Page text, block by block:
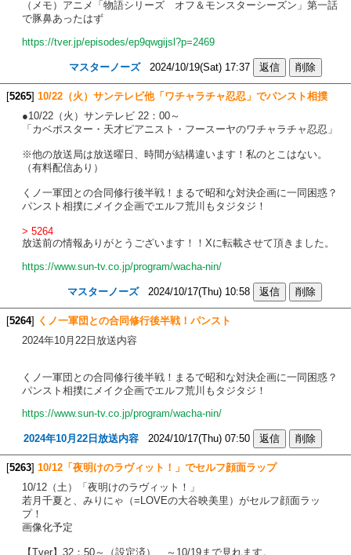
（メモ）アニメ「物語シリーズ オフ＆モンスターシーズン」第一話
で豚鼻あったはず
https://tver.jp/episodes/ep9qwgijsl?p=2469
マスターノーズ2024/10/19(Sat) 17:37
[5265] 10/22（火）サンテレビ他「ワチャラチャ忍忍」でパンスト相撲
●10/22（火）サンテレビ 22：00～
「カベポスター・天才ピアニスト・フースーヤのワチャラチャ忍忍」
※他の放送局は放送曜日、時間が結構違います！私のとこはない。
（有料配信あり）
くノ一軍団との合同修行後半戦！まるで昭和な対決企画に一同困惑？
パンスト相撲にメイク企画でエルフ荒川もタジタジ！
> 5264
放送前の情報ありがとうございます！！Xに転載させて頂きました。
https://www.sun-tv.co.jp/program/wacha-nin/
マスターノーズ2024/10/17(Thu) 10:58
[5264] くノ一軍団との合同修行後半戦！パンスト
2024年10月22日放送内容
くノ一軍団との合同修行後半戦！まるで昭和な対決企画に一同困惑？
パンスト相撲にメイク企画でエルフ荒川もタジタジ！
https://www.sun-tv.co.jp/program/wacha-nin/
2024年10月22日放送内容 2024/10/17(Thu) 07:50
[5263] 10/12「夜明けのラヴィット！」でセルフ顔面ラップ
10/12（土）「夜明けのラヴィット！」
若月千夏と、みりにゃ（=LOVEの大谷映美里）がセルフ顔面ラッ
プ！
画像化予定
【Tver】32：50～（設定済） ～10/19まで見れます。